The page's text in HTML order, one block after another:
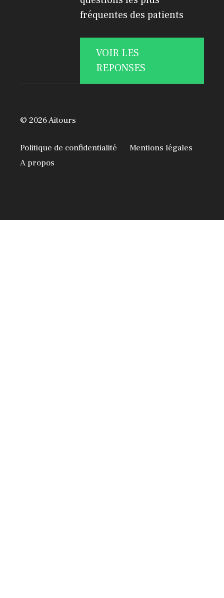
fréquentes des patients
VOIR LES
REPONSES
© 2026 Aitours
Politique de confidentialité
Mentions légales
A propos